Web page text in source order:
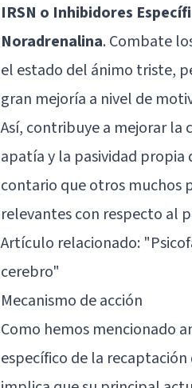
IRSN o Inhibidores
Noradrenalina. Combate
el estado del ánimo triste,
gran mejoría a nivel de
Así, contribuye a mejorar la
apatía y la pasividad propia
contario que otros muchos
relevantes con respecto al
Artículo relacionado: "
cerebro"
Mecanismo de acción
Como hemos mencionado
específico de la